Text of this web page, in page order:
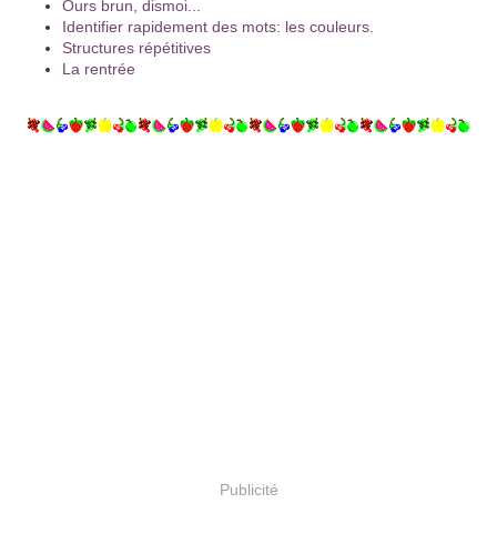
Ours brun, dismoi...
Identifier rapidement des mots: les couleurs.
Structures répétitives
La rentrée
Publicité